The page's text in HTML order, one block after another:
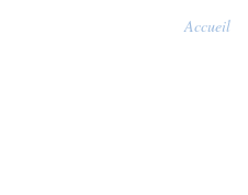
Accueil